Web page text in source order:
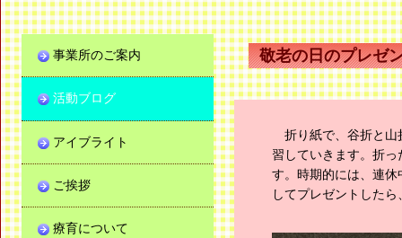
敬老の日のプレゼ
折り紙で、谷折と山
習していきます。折
す。時期的には、連
してプレゼントした
事業所のご案内
活動ブログ
アイブライト
ご挨拶
療育について